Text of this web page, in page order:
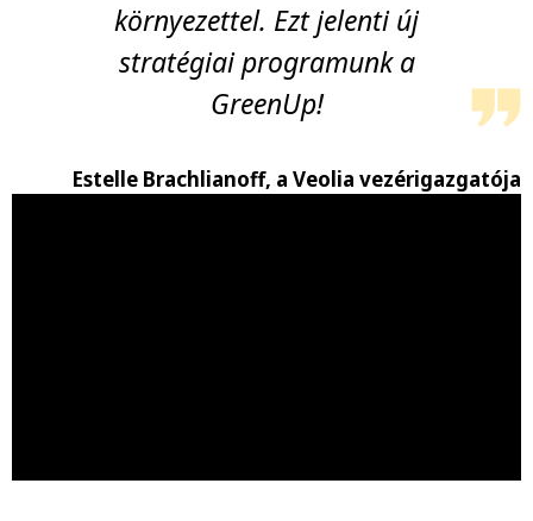
környezettel. Ezt jelenti új
stratégiai programunk a
GreenUp!
Estelle Brachlianoff, a Veolia vezérigazgatója